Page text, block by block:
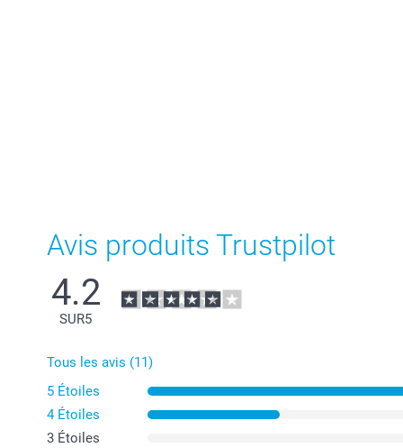
Avis produits Trustpilot
4.2
SUR5
Tous les avis (11)
5 Étoiles
4 Étoiles
3 Étoiles